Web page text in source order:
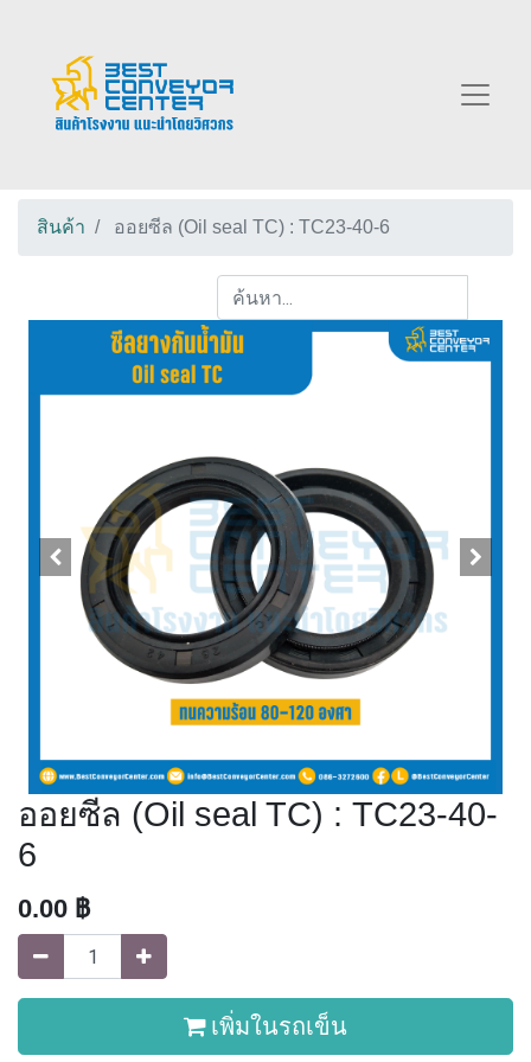
สินค้า ออยซีล (Oil seal TC) : TC23-40-6
ออยซีล (Oil seal TC) : TC23-40-
6
0.00 ฿
เพิ่มในรถเข็น